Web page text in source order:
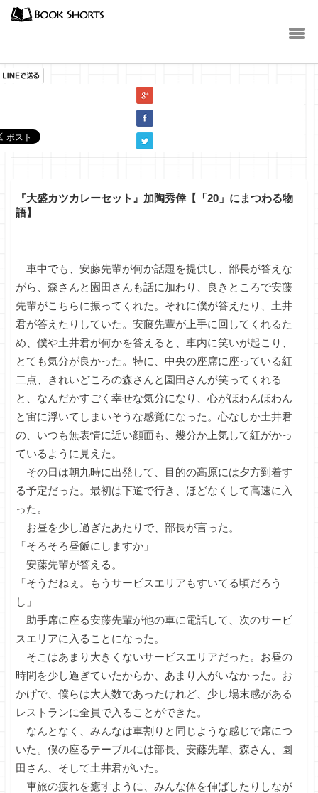
『大盛カツカレーセット』加陶秀倖【「20」にまつわる物
語】
車中でも、安藤先輩が何か話題を提供し、部長が答えな
がら、森さんと園田さんも話に加わり、良きところで安藤
先輩がこちらに振ってくれた。それに僕が答えたり、土井
君が答えたりしていた。安藤先輩が上手に回してくれるた
め、僕や土井君が何かを答えると、車内に笑いが起こり、
とても気分が良かった。特に、中央の座席に座っている紅
二点、きれいどころの森さんと園田さんが笑ってくれる
と、なんだかすごく幸せな気分になり、心がほわんほわん
と宙に浮いてしまいそうな感覚になった。心なしか土井君
の、いつも無表情に近い顔面も、幾分か上気して紅がかっ
ているように見えた。
その日は朝九時に出発して、目的の高原には夕方到着す
る予定だった。最初は下道で行き、ほどなくして高速に入
った。
お昼を少し過ぎたあたりで、部長が言った。
「そろそろ昼飯にしますか」
安藤先輩が答える。
「そうだねぇ。もうサービスエリアもすいてる頃だろう
し」
助手席に座る安藤先輩が他の車に電話して、次のサービ
スエリアに入ることになった。
そこはあまり大きくないサービスエリアだった。お昼の
時間を少し過ぎていたからか、あまり人がいなかった。お
かげで、僕らは大人数であったけれど、少し場末感がある
レストランに全員で入ることができた。
なんとなく、みんなは車割りと同じような感じで席につ
いた。僕の座るテーブルには部長、安藤先輩、森さん、園
田さん、そして土井君がいた。
車旅の疲れを癒すように、みんな体を伸ばしたりしなが